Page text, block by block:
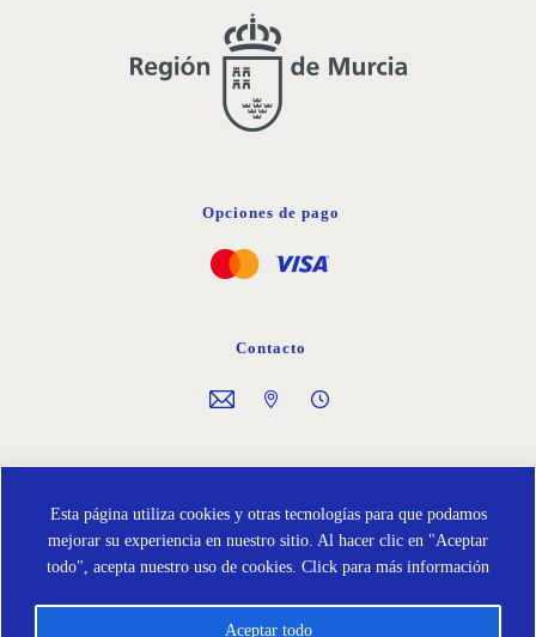
Esta página utiliza cookies y otras tecnologías para que podamos
mejorar su experiencia en nuestro sitio. Al hacer clic en "Aceptar
todo", acepta nuestro uso de cookies. Click para más información
Aceptar todo
Opciones de pago
Contacto